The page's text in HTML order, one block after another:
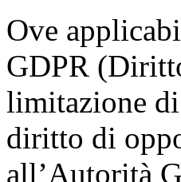
Ove
GDPR
limitazione
diritto di
all’Autorità